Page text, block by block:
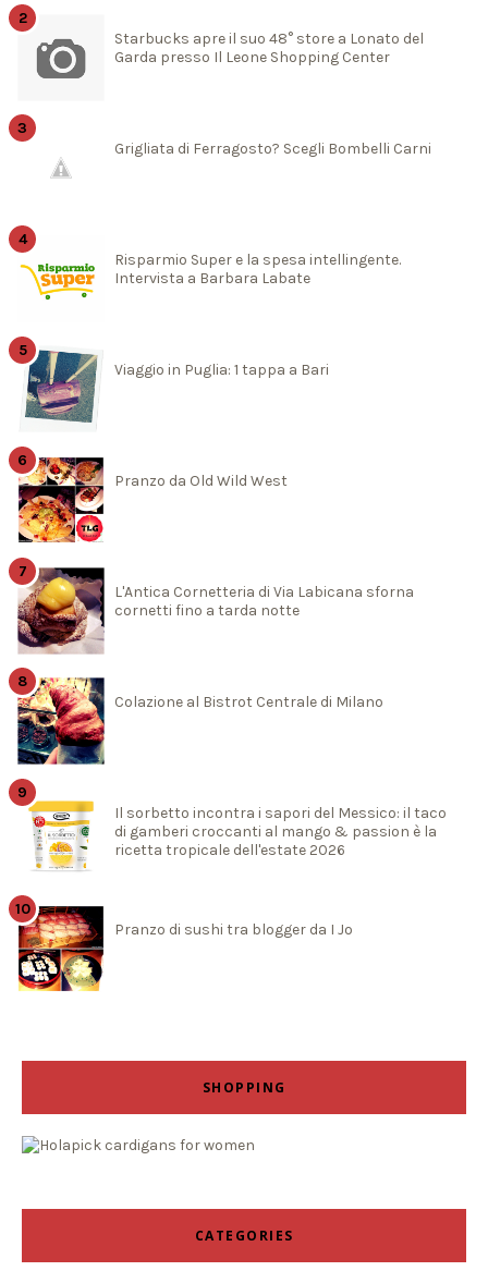
Starbucks apre il suo 48° store a Lonato del
Garda presso Il Leone Shopping Center
Grigliata di Ferragosto? Scegli Bombelli Carni
Risparmio Super e la spesa intellingente.
Intervista a Barbara Labate
Viaggio in Puglia: 1 tappa a Bari
Pranzo da Old Wild West
L'Antica Cornetteria di Via Labicana sforna
cornetti fino a tarda notte
Colazione al Bistrot Centrale di Milano
Il sorbetto incontra i sapori del Messico: il taco
di gamberi croccanti al mango & passion è la
ricetta tropicale dell'estate 2026
Pranzo di sushi tra blogger da I Jo
SHOPPING
CATEGORIES